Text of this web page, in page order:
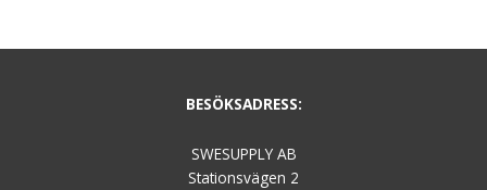
BESÖKSADRESS:
SWESUPPLY AB
Stationsvägen 2